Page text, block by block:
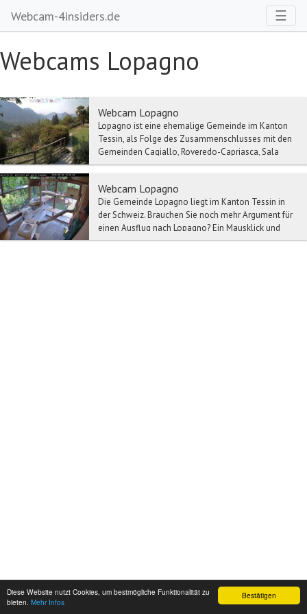
Bestätigen
Diese Website nutzt Cookies, um bestmögliche Funktionalität zu
bieten. Mehr Infos
Webcam-4insiders.de ☰
Webcams Lopagno
Webcam Lopagno
Lopagno ist eine ehemalige Gemeinde im Kanton
Tessin, als Folge des Zusammenschlusses mit den
Gemeinden Cagiallo, Roveredo-Capriasca, Sala
Capriasc...
Webcam Lopagno
Die Gemeinde Lopagno liegt im Kanton Tessin in
der Schweiz. Brauchen Sie noch mehr Argument für
einen Ausflug nach Lopagno? Ein Mausklick und
schon...